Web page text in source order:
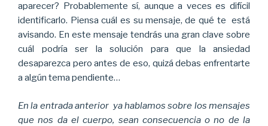
aparecer? Probablemente sí, aunque a veces es difícil
identificarlo. Piensa cuál es su mensaje, de qué te está
avisando. En este mensaje tendrás una gran clave sobre
cuál podría ser la solución para que la ansiedad
desaparezca pero antes de eso, quizá debas enfrentarte
a algún tema pendiente…
En la entrada anterior ya hablamos sobre los mensajes
que nos da el cuerpo, sean consecuencia o no de la